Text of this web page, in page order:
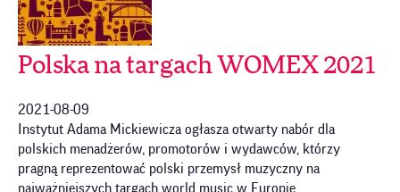
Polska na targach WOMEX 2021
2021-08-09
Instytut Adama Mickiewicza ogłasza otwarty nabór dla
polskich menadżerów, promotorów i wydawców, którzy
pragną reprezentować polski przemysł muzyczny na
najważniejszych targach world music w Europie,